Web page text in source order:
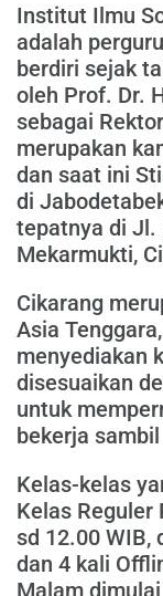
Institut Ilmu
adalah
berdiri sejak
oleh Prof. Dr.
sebagai
merupakan
dan saat ini
di
tepatnya di Jl.
Mekarmukti,
Cikarang
Asia
menyediakan
disesuaikan
untuk
bekerja
Kelas-kelas
Kelas Reguler
sd 12.00 WIB,
dan 4 kali
Malam